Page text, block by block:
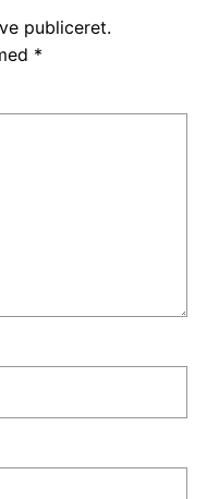
publiceret.
*